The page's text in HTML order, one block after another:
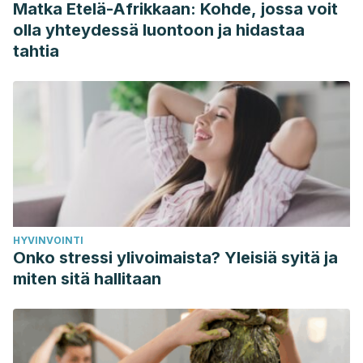
Malatji, B. G., Meyer, H., Mason, S., Engelke, U. F. H.,
Wevers, R. A., van Reenen, M., & Reinecke, C. J. (2017). A
based on an NMR metabolomics study of selected patients
and controls. BMC Neurology, 17(1), 88.
https://doi.org/10.1186/s12883-017-0863-9
Matka Etelä-Afrikkaan: Kohde, jossa voit
olla yhteydessä luontoon ja hidastaa
tahtia
HYVINVOINTI
Onko stressi ylivoimaista? Yleisiä syitä ja
miten sitä hallitaan